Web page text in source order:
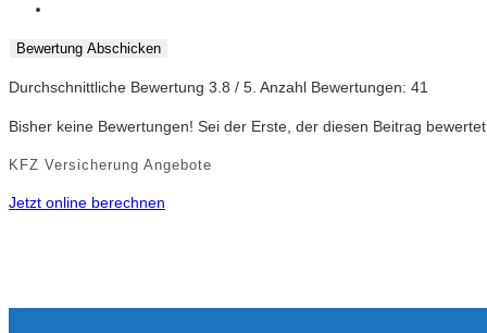
Bewertung Abschicken
Durchschnittliche Bewertung 3.8 / 5. Anzahl Bewertungen: 41
Bisher keine Bewertungen! Sei der Erste, der diesen Beitrag
KFZ Versicherung Angebote
Jetzt online berechnen